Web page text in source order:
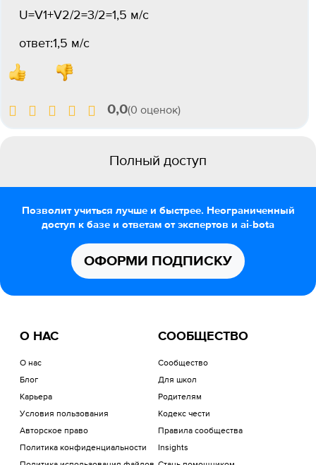
U=V1+V2/2=3/2=1,5 м/с
ответ:1,5 м/с
0,0(0 оценок)
Полный доступ
Позволит учиться лучше и быстрее. Неограниченный
доступ к базе и ответам от экспертов и ai-bota
ОФОРМИ ПОДПИСКУ
О НАС
О нас
Блог
Карьера
Условия пользования
Авторское право
Политика конфиденциальности
СООБЩЕСТВО
Сообщество
Для школ
Родителям
Кодекс чести
Правила сообщества
Insights